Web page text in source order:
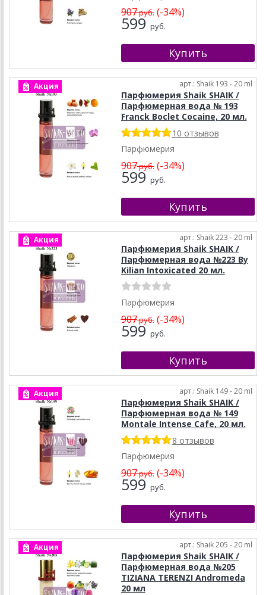
907руб.(-34%)
599 руб.
Акция арт.: Shaik 193 - 20 ml
Парфюмерия Shaik SHAIK /
Парфюмерная вода № 193
Franck Boclet Cocaine, 20 мл.
10 отзывов
Парфюмерия
907руб.(-34%)
599 руб.
Акция арт.: Shaik 223 - 20 ml
Парфюмерия Shaik SHAIK /
Парфюмерная вода №223 By
Kilian Intoxicated 20 мл.
Парфюмерия
907руб.(-34%)
599 руб.
Акция арт.: Shaik 149 - 20 ml
Парфюмерия Shaik SHAIK /
Парфюмерная вода № 149
Montale Intense Cafe, 20 мл.
8 отзывов
Парфюмерия
907руб.(-34%)
599 руб.
Акция арт.: Shaik 205 - 20 ml
Парфюмерия Shaik SHAIK /
Парфюмерная вода №205
TIZIANA TERENZI Andromeda
20 мл